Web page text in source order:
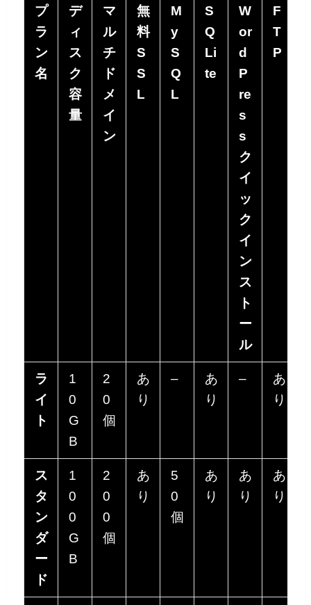
プ
ラ
ン
名
デ
ィ
ス
ク
容
量
マ
ル
チ
ド
メ
イ
ン
無
料
S
S
L
M
y
S
Q
L
S
Q
Li
te
W
or
d
P
re
s
s
ク
イ
ッ
ク
イ
ン
ス
ト
ー
ル
F
T
P
ラ
イ
ト
1
0
G
B
2
0
個
あ
り
–
あ
り
–
あ
り
ス
タ
ン
ダ
ー
ド
1
0
0
G
B
2
0
0
個
あ
り
5
0
個
あ
り
あ
り
あ
り